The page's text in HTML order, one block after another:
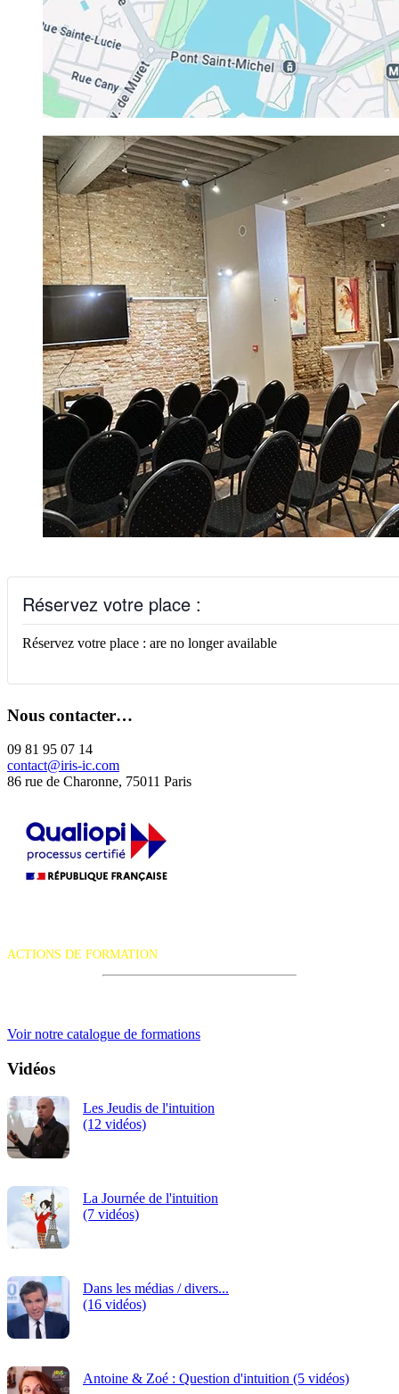
Réservez votre place :
Réservez votre place : are no longer available
Nous contacter…
09 81 95 07 14
contact@iris-ic.com
86 rue de Charonne, 75011 Paris
ACTIONS DE FORMATION
Voir notre catalogue de formations
Vidéos
Les Jeudis de l'intuition
(12 vidéos)
La Journée de l'intuition
(7 vidéos)
Dans les médias / divers...
(16 vidéos)
Antoine & Zoé : Question d'intuition (5 vidéos)